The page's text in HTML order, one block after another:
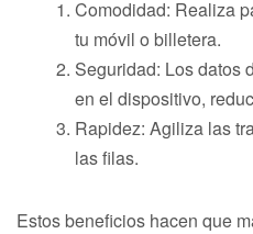
Comodidad: Realiza
tu móvil o billetera.
Seguridad: Los datos
en el dispositivo,
Rapidez: Agiliza las
las filas.
Estos beneficios hacen que